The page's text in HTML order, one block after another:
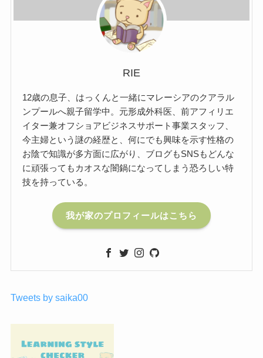
RIE
12歳の息子、はっくんと一緒にマレーシアのクアラル
ンプールへ親子留学中。元形成外科医、前アフィリエ
イター兼オフショアビジネスサポート事業スタッフ、
今主婦という謎の経歴と、何にでも興味を示す性格の
お陰で知識が多方面に広がり、ブログもSNSもどんな
に頑張ってもカオスな闇鍋になってしまう恐ろしい特
技を持っている。
我が家のプロフィールはこちら
Tweets by saika00